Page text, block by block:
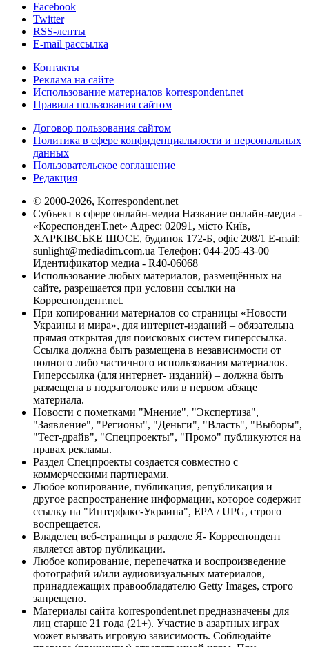
Facebook
Twitter
RSS-ленты
E-mail рассылка
Контакты
Реклама на сайте
Использование материалов korrespondent.net
Правила пользования сайтом
Договор пользования сайтом
Политика в сфере конфиденциальности и персональных
данных
Пользовательское соглашение
Редакция
© 2000-2026, Korrespondent.net
Субъект в сфере онлайн-медиа Название онлайн-медиа -
«КореспонденТ.net» Адрес: 02091, місто Київ,
ХАРКІВСЬКЕ ШОСЕ, будинок 172-Б, офіс 208/1 E-mail:
sunlight@mediadim.com.ua Телефон: 044-205-43-00
Идентификатор медиа - R40-06068
Использование любых материалов, размещённых на
сайте, разрешается при условии ссылки на
Корреспондент.net.
При копировании материалов со страницы «Новости
Украины и мира», для интернет-изданий – обязательна
прямая открытая для поисковых систем гиперссылка.
Ссылка должна быть размещена в независимости от
полного либо частичного использования материалов.
Гиперссылка (для интернет- изданий) – должна быть
размещена в подзаголовке или в первом абзаце
материала.
Новости с пометками "Мнение", "Экспертиза",
"Заявление", "Регионы", "Деньги", "Власть", "Выборы",
"Тест-драйв", "Спецпроекты", "Промо" публикуются на
правах рекламы.
Раздел Спецпроекты создается совместно с
коммерческими партнерами.
Любое копирование, публикация, републикация и
другое распространение информации, которое содержит
ссылку на "Интерфакс-Украина", EPA / UPG, строго
воспрещается.
Владелец веб-страницы в разделе Я- Корреспондент
является автор публикации.
Любое копирование, перепечатка и воспроизведение
фотографий и/или аудиовизуальных материалов,
принадлежащих правообладателю Getty Images, строго
запрещено.
Материалы сайта korrespondent.net предназначены для
лиц старше 21 года (21+). Участие в азартных играх
может вызвать игровую зависимость. Соблюдайте